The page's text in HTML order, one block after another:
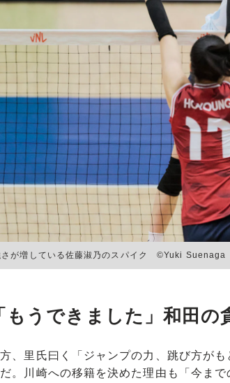
さが増している佐藤淑乃のスパイク ©︎Yuki Suenaga
もうできました」和田の
、里氏曰く「ジャンプの力、跳び方が
。川崎への移籍を決めた理由も「今ま